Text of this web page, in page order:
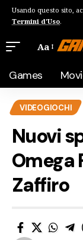
Usando questo sito,
Termini d'Uso.
Aa
Games
VIDEOGIOCHI
Nuovi
Omega
Zaffiro